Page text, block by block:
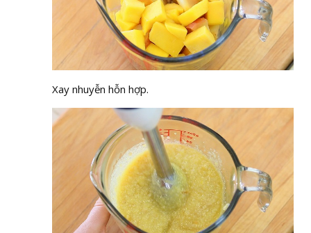
Xay nhuyễn hỗn hợp.